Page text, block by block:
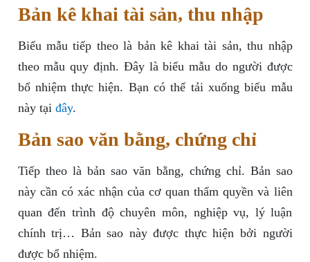
Bản kê khai tài sản, thu nhập
Biểu mẫu tiếp theo là bản kê khai tài sản, thu nhập
theo mẫu quy định. Đây là biểu mẫu do người được
bổ nhiệm thực hiện. Bạn có thể tải xuống biểu mẫu
này tại đây.
Bản sao văn bằng, chứng chỉ
Tiếp theo là bản sao văn bằng, chứng chỉ. Bản sao
này cần có xác nhận của cơ quan thẩm quyền và liên
quan đến trình độ chuyên môn, nghiệp vụ, lý luận
chính trị… Bản sao này được thực hiện bởi người
được bổ nhiệm.